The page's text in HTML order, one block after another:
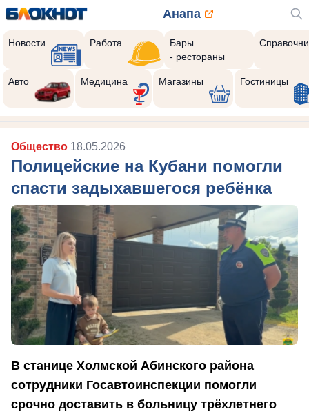
Анапа
Новости Работа
Бары
- рестораны
Авто Медицина Магазины Гостиницы
Общество 18.05.2026
Полицейские на Кубани помогли
спасти задыхавшегося ребёнка
В станице Холмской Абинского района
сотрудники Госавтоинспекции помогли
срочно доставить в больницу трёхлетнего